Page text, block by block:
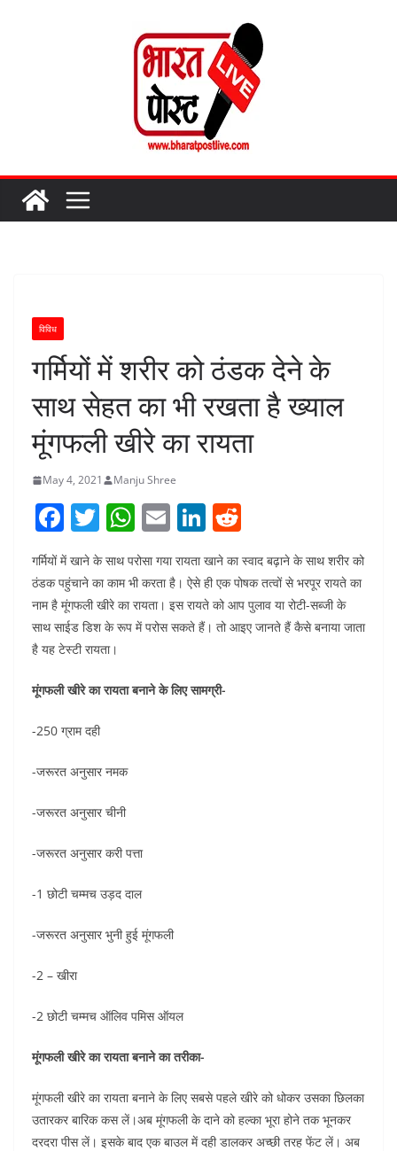
विविध
गर्मियों में शरीर को ठंडक देने के
साथ सेहत का भी रखता है ख्याल
मूंगफली खीरे का रायता
May 4, 2021 Manju Shree
F
a
c
e
b
o
o
T
itt
er
W
h
at
s
A
p
E
ai
l
Li
n
k
e
dI
d
di
t
गर्मियों में खाने के साथ परोसा गया रायता खाने का स्वाद बढ़ाने के साथ शरीर को
ठंडक पहुंचाने का काम भी करता है। ऐसे ही एक पोषक तत्वों से भरपूर रायते का
नाम है मूंगफली खीरे का रायता। इस रायते को आप पुलाव या रोटी-सब्जी के
साथ साईड डिश के रूप में परोस सकते हैं। तो आइए जानते हैं कैसे बनाया जाता
है यह टेस्टी रायता।
मूंगफली खीरे का रायता बनाने के लिए सामग्री-
-250 ग्राम दही
-जरूरत अनुसार नमक
-जरूरत अनुसार चीनी
-जरूरत अनुसार करी पत्ता
-1 छोटी चम्मच उड़द दाल
-जरूरत अनुसार भुनी हुई मूंगफली
-2 – खीरा
-2 छोटी चम्मच ऑलिव पमिस ऑयल
मूंगफली खीरे का रायता बनाने का तरीका-
मूंगफली खीरे का रायता बनाने के लिए सबसे पहले खीरे को धोकर उसका छिलका
उतारकर बारिक कस लें।अब मूंगफली के दाने को हल्का भूरा होने तक भूनकर
दरदरा पीस लें। इसके बाद एक बाउल में दही डालकर अच्छी तरह फेंट लें। अब